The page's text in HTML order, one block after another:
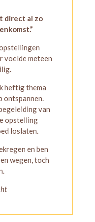
direct al zo
voelde meteen
heftig thema
ontspannen.
van
opstelling
loslaten.
en ben
wegen, toch